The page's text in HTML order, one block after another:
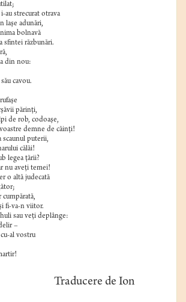
au strecurat otrava
laşe adunări,
bolnavă
sfintei răzbunări.
din nou:
cavou.
părinţi,
de rob, codoaşe,
demne de căinţi!
scaunul puterii,
călăi!
legea ţării?
nu aveţi temei!
o altă judecată
fi-va-n viitor.
sau veţi deplânge:
–
al vostru
de Ion